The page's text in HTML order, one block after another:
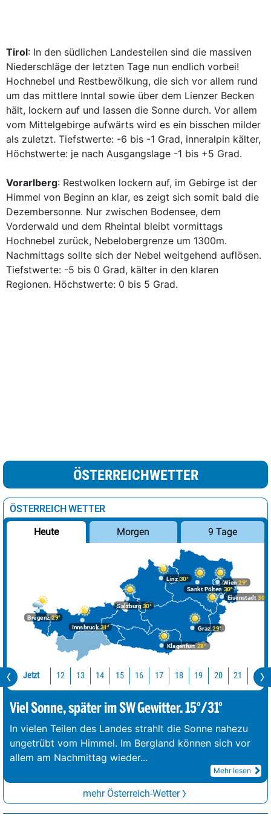
Tirol: In den südlichen Landesteilen sind die massiven
Niederschläge der letzten Tage nun endlich vorbei!
Hochnebel und Restbewölkung, die sich vor allem rund
um das mittlere Inntal sowie über dem Lienzer Becken
hält, lockern auf und lassen die Sonne durch. Vor allem
vom Mittelgebirge aufwärts wird es ein bisschen milder
als zuletzt. Tiefstwerte: -6 bis -1 Grad, inneralpin kälter,
Höchstwerte: je nach Ausgangslage -1 bis +5 Grad.
Vorarlberg: Restwolken lockern auf, im Gebirge ist der
Himmel von Beginn an klar, es zeigt sich somit bald die
Dezembersonne. Nur zwischen Bodensee, dem
Vorderwald und dem Rheintal bleibt vormittags
Hochnebel zurück, Nebelobergrenze um 1300m.
Nachmittags sollte sich der Nebel weitgehend auflösen.
Tiefstwerte: -5 bis 0 Grad, kälter in den klaren
Regionen. Höchstwerte: 0 bis 5 Grad.
ÖSTERREICHWETTER
ÖSTERREICH WETTER
Heute Morgen 9 Tage
Bregenz29°
Graz29°
Innsbruck31°
Klagenfurt 28°
Linz30°
Salzburg30°
Wien 29°
Eisenstadt 30°
Sankt Pölten 30°
Jetzt 12 13 14 15 16 17 18 19 20 21 22
Viel Sonne, später im SW Gewitter. 15°/31°
In vielen Teilen des Landes strahlt die Sonne nahezu
ungetrübt vom Himmel. Im Bergland können sich vor
allem am Nachmittag wieder...
Mehr lesen
mehr Österreich-Wetter